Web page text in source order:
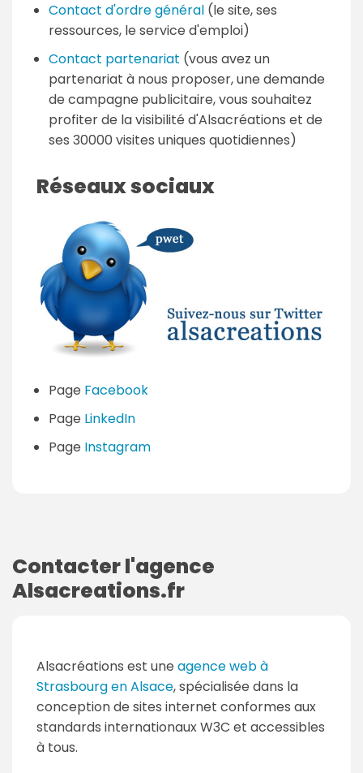
Contact d'ordre général (le site, ses
ressources, le service d'emploi)
Contact partenariat (vous avez un
partenariat à nous proposer, une demande
de campagne publicitaire, vous souhaitez
profiter de la visibilité d'Alsacréations et de
ses 30000 visites uniques quotidiennes)
Réseaux sociaux
Page Facebook
Page LinkedIn
Page Instagram
Contacter l'agence
Alsacreations.fr
Alsacréations est une agence web à
Strasbourg en Alsace, spécialisée dans la
conception de sites internet conformes aux
standards internationaux W3C et accessibles
à tous.